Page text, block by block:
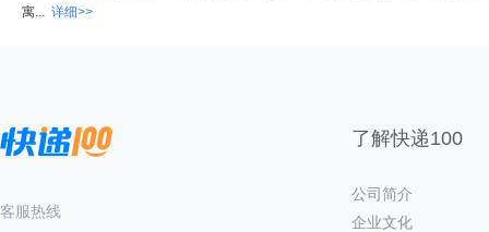
寓... 详细>>
客服热线
了解快递100
公司简介
企业文化